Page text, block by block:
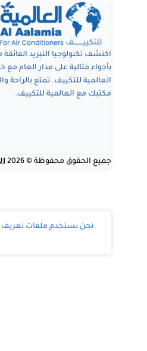
اكتشف تكنولوجيا التبريد
بأجواء مثالية على مدار العام
العالمية للتكييف. تمتع بالراحة
مكتبك مع العالمية للتكييف.
جميع الحقوق محفوظة © 2026
نحن نستخدم ملفات تعريف